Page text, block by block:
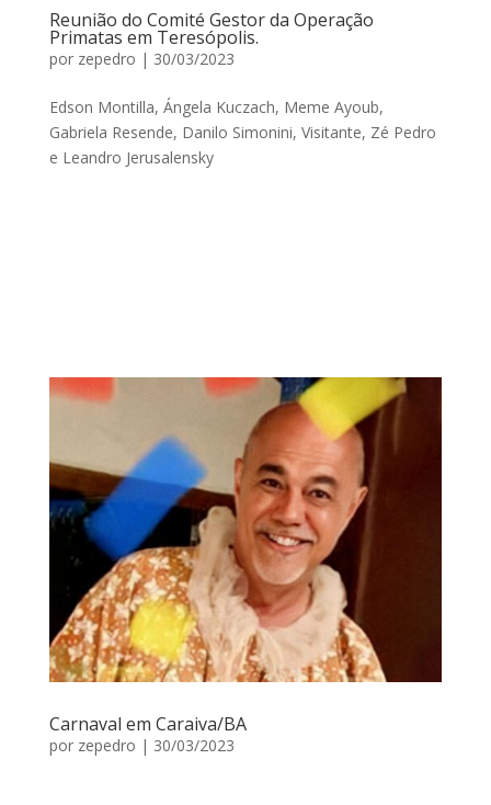
Reunião do Comité Gestor da Operação
Primatas em Teresópolis.
por zepedro | 30/03/2023
Edson Montilla, Ángela Kuczach, Meme Ayoub,
Gabriela Resende, Danilo Simonini, Visitante, Zé Pedro
e Leandro Jerusalensky
Carnaval em Caraiva/BA
por zepedro | 30/03/2023